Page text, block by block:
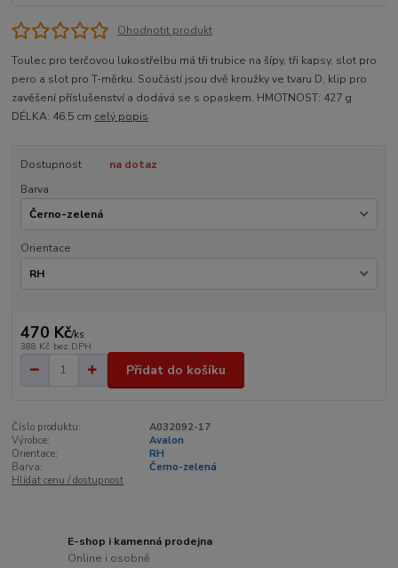
Ohodnotit produkt
Toulec pro terčovou lukostřelbu má tři trubice na šípy, tři kapsy, slot pro
pero a slot pro T-měrku. Součástí jsou dvě kroužky ve tvaru D, klip pro
zavěšení příslušenství a dodává se s opaskem. HMOTNOST: 427 g
DÉLKA: 46,5 cm celý popis
Dostupnost
na dotaz
Barva
Orientace
470 Kč/ks
388 Kč bez DPH
Přidat do košíku
Číslo produktu:
A032092-17
Výrobce:
Avalon
Orientace:
RH
Barva:
Černo-zelená
Hlídat cenu / dostupnost
E-shop i kamenná prodejna
Online i osobně